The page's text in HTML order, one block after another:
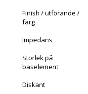
Finish / utförande /
färg
Impedans
Storlek på
baselement
Diskant